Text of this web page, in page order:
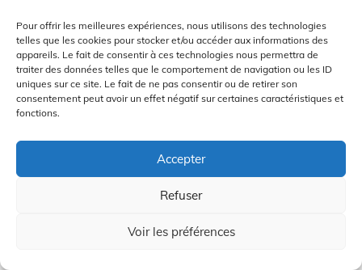
Pour offrir les meilleures expériences, nous utilisons des technologies
telles que les cookies pour stocker et/ou accéder aux informations des
appareils. Le fait de consentir à ces technologies nous permettra de
traiter des données telles que le comportement de navigation ou les ID
uniques sur ce site. Le fait de ne pas consentir ou de retirer son
consentement peut avoir un effet négatif sur certaines caractéristiques et
fonctions.
Accepter
Refuser
Voir les préférences
31/03/2024 à 10:05 am
Je suis ravi d’apprendre que vous êtes
Stratus Tech ! Merci d’avoir partagé votre
expérience positive avec nous.